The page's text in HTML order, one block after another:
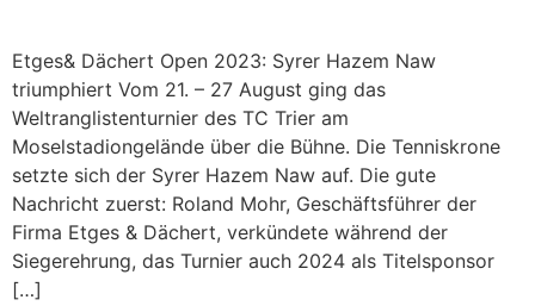
Etges& Dächert Open 2023: Syrer Hazem Naw
triumphiert Vom 21. – 27 August ging das
Weltranglistenturnier des TC Trier am
Moselstadiongelände über die Bühne. Die Tenniskrone
setzte sich der Syrer Hazem Naw auf. Die gute
Nachricht zuerst: Roland Mohr, Geschäftsführer der
Firma Etges & Dächert, verkündete während der
Siegerehrung, das Turnier auch 2024 als Titelsponsor
[…]